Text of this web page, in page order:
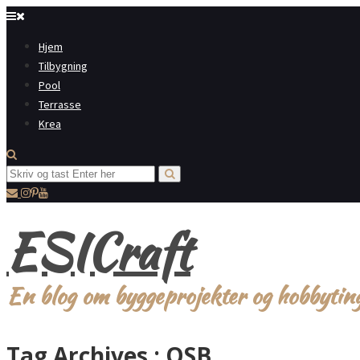
Hjem
Tilbygning
Pool
Terrasse
Krea
ESICraft
En blog om byggeprojekter og